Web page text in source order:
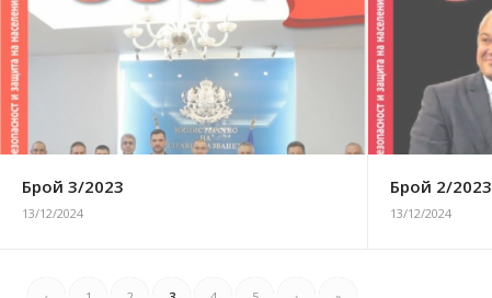
Брой 3/2023
13/12/2024
Брой 2/2023
13/12/2024